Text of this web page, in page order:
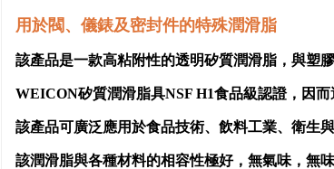
用於閥、儀錶及密封件的特殊潤滑脂
該產品是一款高粘附性的透明矽質潤滑脂，與塑
WEICON矽質潤滑脂具NSF H1食品級認證，因
該產品可廣泛應用於食品技術、飲料工業、衛生
該潤滑脂與各種材料的相容性極好，無氣味，無味